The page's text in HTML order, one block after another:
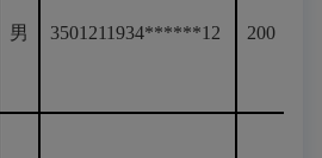
男 3501211934******12 200